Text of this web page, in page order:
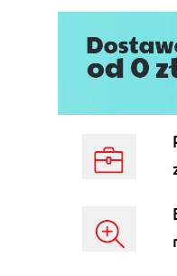
Skutki
Znane
Znane